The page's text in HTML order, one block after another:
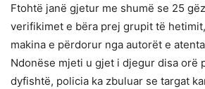
Ftohtë janë gjetur me shumë se 25
verifikimet e bëra prej grupit të
makina e përdorur nga autorët e
Ndonëse mjeti u gjet i djegur disa orë
dyfishtë, policia ka zbuluar se targat